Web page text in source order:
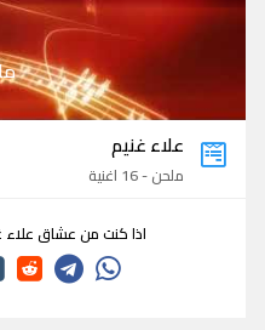
علاء غنيم
ملحن - 16 اغنية
اذا كنت من عشاق علاء